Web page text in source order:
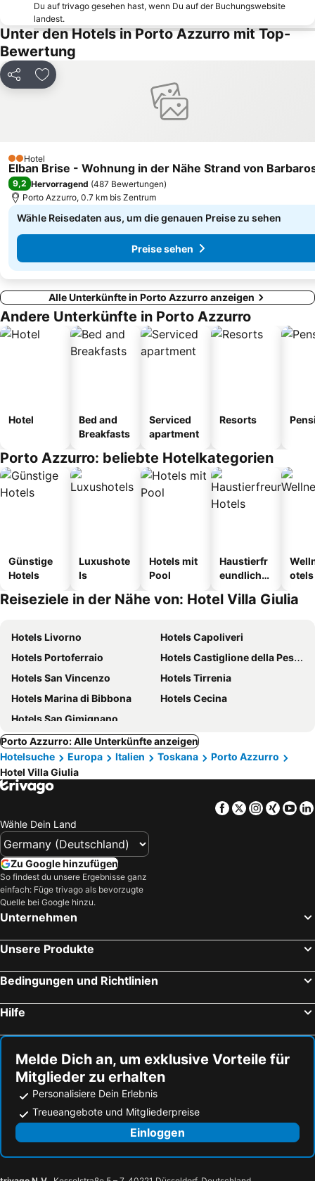
Museo Archelogico del Territorio di Populonia
Acropoli di Populonia
Casetta Civinini Castiglione della Pescaia
Cavallino Matto
Pratoranieri
Caldana
Centro storico
Le Ghiaie
Chiessi
Spiaggia dell'Innamorata
Spiaggia della Conchiglia
Du auf trivago gesehen hast, wenn Du auf der Buchungswebsite
landest.
Unter den Hotels in Porto Azzurro mit Top-
Bewertung
Teilen Zu Favoriten hinzufügen
2 Sterne
Hotel
Elban Brise - Wohnung in der Nähe Strand von
9,2 Hervorragend (487 Bewertungen)
Porto Azzurro, 0.7 km bis Zentrum
Wähle Reisedaten aus, um die genauen Preise zu sehen
Preise sehen
Alle Unterkünfte in Porto Azzurro anzeigen
Andere Unterkünfte in Porto Azzurro
Hotel
Bed and
Breakfasts
Serviced
apartment
Resorts
Porto Azzurro: beliebte Hotelkategorien
Günstige
Hotels
Luxushote
ls
Hotels mit
Pool
Haustierfr
eundliche
otels
Reiseziele in der Nähe von: Hotel Villa Giulia
Hotels Livorno
Hotels Capoliveri
Hotels Portoferraio
Hotels Castiglione della Pescaia
Hotels San Vincenzo
Hotels Tirrenia
Hotels Marina di Bibbona
Hotels Cecina
Hotels San Gimignano
Porto Azzurro: Alle Unterkünfte anzeigen
Hotelsuche
Europa Italien Toskana
Porto Azzurro
Hotel Villa Giulia
Facebook
TwitterXing
Wähle Dein Land
Zu Google hinzufügen
So findest du unsere Ergebnisse ganz
einfach: Füge trivago als bevorzugte
Quelle bei Google hinzu.
Unternehmen
Unsere Produkte
Bedingungen und Richtlinien
Hilfe
Melde Dich an, um exklusive Vorteile für
Mitglieder zu erhalten
Personalisiere Dein Erlebnis
Treueangebote und Mitgliederpreise
Einloggen